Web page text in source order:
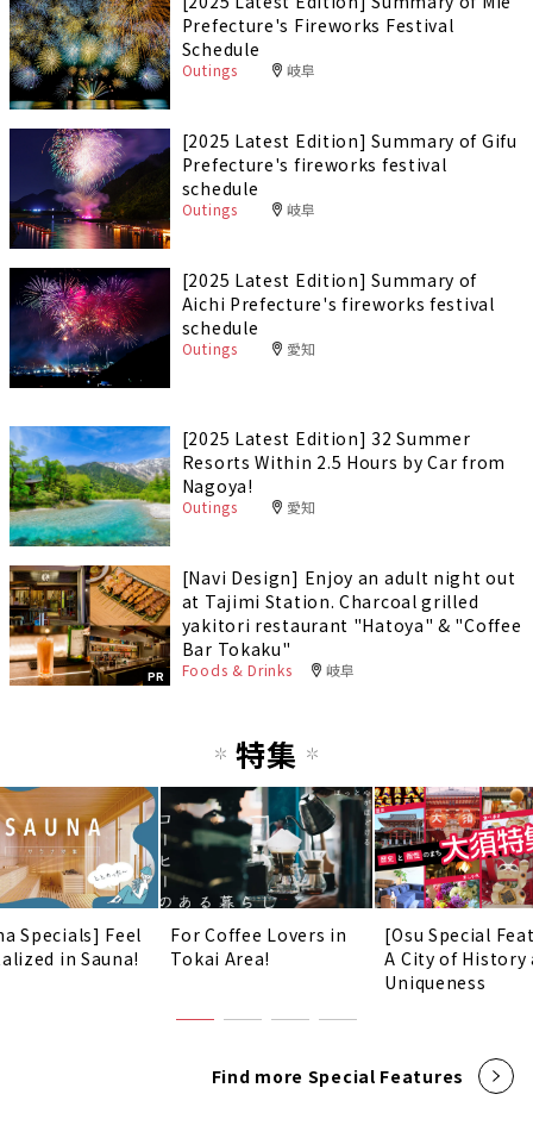
Prefecture's Fireworks Festival
Schedule
Outings 岐阜
[2025 Latest Edition] Summary of Gifu
Prefecture's fireworks festival
schedule
Outings 岐阜
[2025 Latest Edition] Summary of
Aichi Prefecture's fireworks festival
schedule
Outings 愛知
[2025 Latest Edition] 32 Summer
Resorts Within 2.5 Hours by Car from
Nagoya!
Outings 愛知
PR
[Navi Design] Enjoy an adult night out
at Tajimi Station. Charcoal grilled
yakitori restaurant "Hatoya" & "Coffee
Bar Tokaku"
Foods & Drinks 岐阜
特集
Specials] Feel
in Sauna!
For Coffee Lovers in
Tokai Area!
[Osu Special
A City of History
Uniqueness
Find more Special Features